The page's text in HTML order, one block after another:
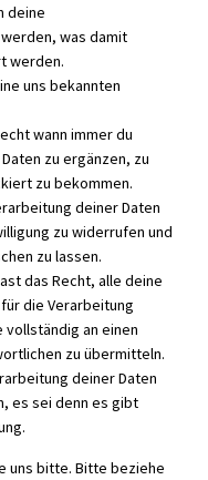
deine
was damit
werden.
uns bekannten
wann immer du
zu ergänzen, zu
zu bekommen.
deiner Daten
zu widerrufen und
zu lassen.
das Recht, alle deine
die Verarbeitung
an einen
zu übermitteln.
deiner Daten
es sei denn es gibt
uns bitte. Bitte beziehe